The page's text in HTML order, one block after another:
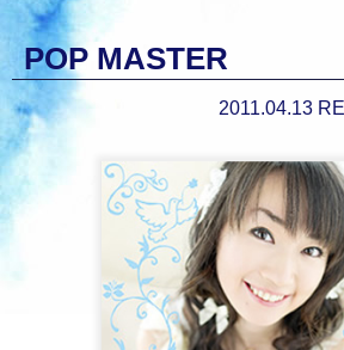
POP MASTER
2011.04.13